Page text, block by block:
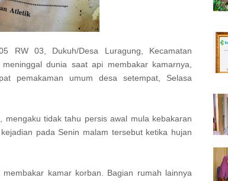
03, Dukuh/Desa Luragung, Kecamatan
dunia saat api membakar kamarnya,
pemakaman umum desa setempat, Selasa
mengaku tidak tahu persis awal mula kebakaran
pada Senin malam tersebut ketika hujan
kamar korban. Bagian rumah lainnya